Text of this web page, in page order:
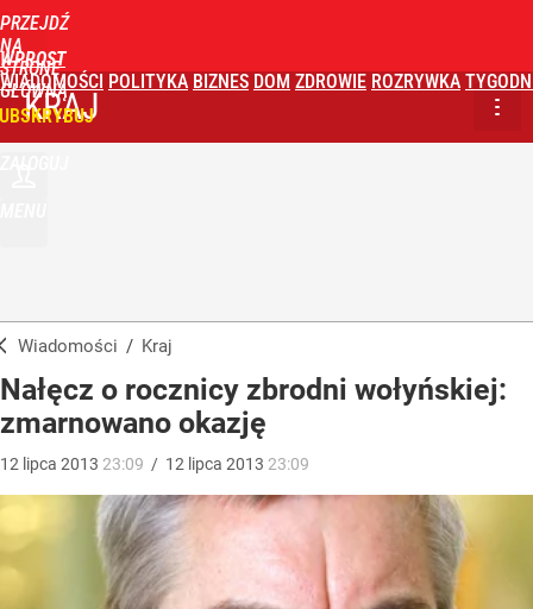
PRZEJDŹ
NA
STRONĘ
GŁÓWNĄ
WPROST
WIADOMOŚCI POLITYKA BIZNES DOM ZDROWIE ROZRYWKA
KRAJ
Wiadomości / Kraj
Nałęcz o rocznicy zbrodni wołyńskiej:
zmarnowano okazję
12 lipca 2013 23:09 / 12 lipca 2013 23:09